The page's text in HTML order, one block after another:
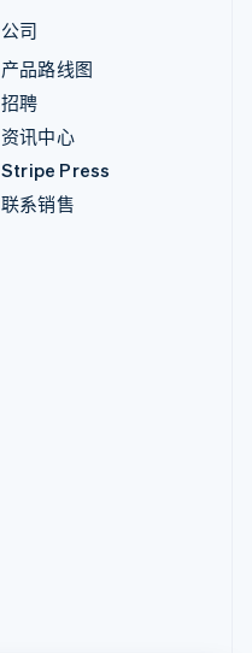
公司
产品路线图
招聘
资讯中心
Stripe Press
联系销售